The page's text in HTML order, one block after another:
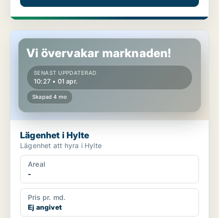
Lägenhet i Hylte
Vi övervakar marknaden!
SENAST UPPDATERAD
10:27 • 01 apr.
Skapad 4 mo
Lägenhet i Hylte
Lägenhet att hyra i Hylte
Areal
-
Pris pr. md.
Ej angivet